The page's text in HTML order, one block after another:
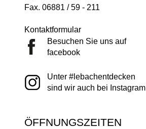
Fax. 06881 / 59 - 211
Kontaktformular
Besuchen Sie uns auf
facebook
Unter #lebachentdecken
sind wir auch bei Instagram
ÖFFNUNGSZEITEN